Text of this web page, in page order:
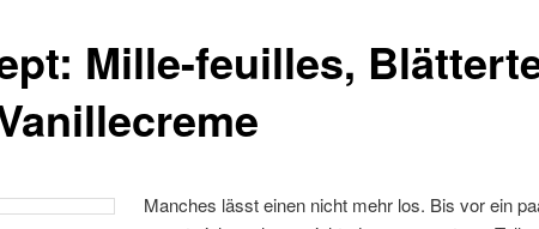
Mille-feuilles,
Manches lässt einen nicht mehr los. Bis vor ein